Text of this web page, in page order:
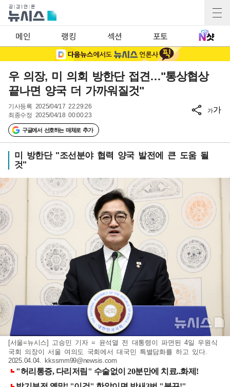
메인 랭킹 섹션 포토
우 의장, 미 의회 방한단 접견…"통상협상
끝나면 양국 더 가까워질것"
기사등록 2025/04/17 22:29:26
최종수정 2025/04/18 00:00:23
구글에서 선호하는 매체로 추가
가가
미 방한단 "조선분야 협력 양국 발전에 큰 도움 될
것"
[서울=뉴시스] 고승민 기자 = 윤석열 전 대통령이 파면된 4일 우원식
국회 의장이 서울 여의도 국회에서 대국민 특별담화를 하고 있다.
2025.04.04. kkssmm99@newsis.com